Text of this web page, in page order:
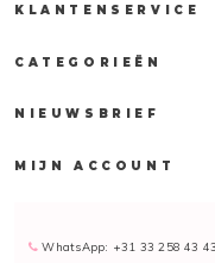
KLANTENSERVICE
CATEGORIEËN
NIEUWSBRIEF
MIJN ACCOUNT
WhatsApp: +31 33 258 43 43